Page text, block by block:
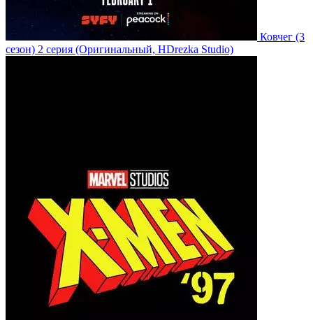
Ковчег (3
сезон) 2 серия (Оригинальный, HDrezka Studio)